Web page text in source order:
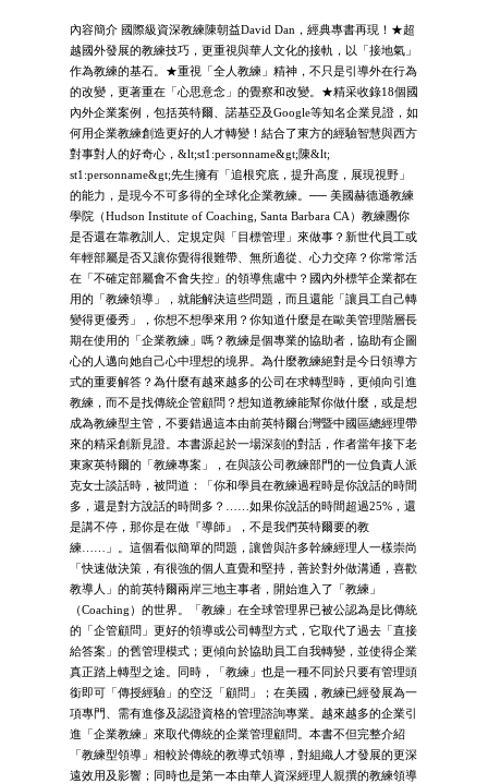
內容簡介 國際級資深教練陳朝益David Dan，經典專書再現！★超
越國外發展的教練技巧，更重視與華人文化的接軌，以「接地氣」
作為教練的基石。★重視「全人教練」精神，不只是引導外在行為
的改變，更著重在「心思意念」的覺察和改變。★精采收錄18個國
內外企業案例，包括英特爾、諾基亞及Google等知名企業見證，如
何用企業教練創造更好的人才轉變！結合了東方的經驗智慧與西方
對事對人的好奇心，&lt;st1:personname&gt;陳&lt;
st1:personname&gt;先生擁有「追根究底，提升高度，展現視野」
的能力，是現今不可多得的全球化企業教練。── 美國赫德遜教練
學院（Hudson Institute of Coaching, Santa Barbara CA）教練團你
是否還在靠教訓人、定規定與「目標管理」來做事？新世代員工或
年輕部屬是否又讓你覺得很難帶、無所適從、心力交瘁？你常常活
在「不確定部屬會不會失控」的領導焦慮中？國內外標竿企業都在
用的「教練領導」，就能解決這些問題，而且還能「讓員工自己轉
變得更優秀」，你想不想學來用？你知道什麼是在歐美管理階層長
期在使用的「企業教練」嗎？教練是個專業的協助者，協助有企圖
心的人邁向她自己心中理想的境界。為什麼教練絕對是今日領導方
式的重要解答？為什麼有越來越多的公司在求轉型時，更傾向引進
教練，而不是找傳統企管顧問？想知道教練能幫你做什麼，或是想
成為教練型主管，不要錯過這本由前英特爾台灣暨中國區總經理帶
來的精采創新見證。本書源起於一場深刻的對話，作者當年接下老
東家英特爾的「教練專案」，在與該公司教練部門的一位負責人派
克女士談話時，被問道：「你和學員在教練過程時是你說話的時間
多，還是對方說話的時間多？……如果你說話的時間超過25%，還
是講不停，那你是在做『導師』，不是我們英特爾要的教
練……」。這個看似簡單的問題，讓曾與許多幹練經理人一樣崇尚
「快速做決策，有很強的個人直覺和堅持，善於對外做溝通，喜歡
教導人」的前英特爾兩岸三地主事者，開始進入了「教練」
（Coaching）的世界。「教練」在全球管理界已被公認為是比傳統
的「企管顧問」更好的領導或公司轉型方式，它取代了過去「直接
給答案」的舊管理模式；更傾向於協助員工自我轉變，並使得企業
真正踏上轉型之途。同時，「教練」也是一種不同於只要有管理頭
銜即可「傳授經驗」的空泛「顧問」；在美國，教練已經發展為一
項專門、需有進俢及認證資格的管理諮詢專業。越來越多的企業引
進「企業教練」來取代傳統的企業管理顧問。本書不但完整介紹
「教練型領導」相較於傳統的教導式領導，對組織人才發展的更深
遠效用及影響；同時也是第一本由華人資深經理人親撰的教練領導